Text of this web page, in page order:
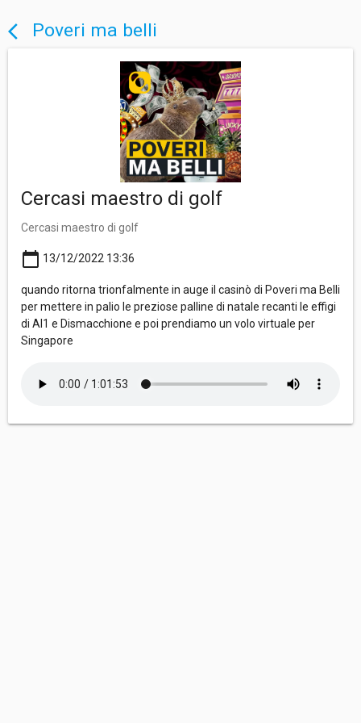
arrow_back_ios Poveri ma belli
Cercasi maestro di golf
Cercasi maestro di golf
calendar_today 13/12/2022 13:36
quando ritorna trionfalmente in auge il casinò di Poveri ma Belli
per mettere in palio le preziose palline di natale recanti le effigi
di Al1 e Dismacchione e poi prendiamo un volo virtuale per
Singapore